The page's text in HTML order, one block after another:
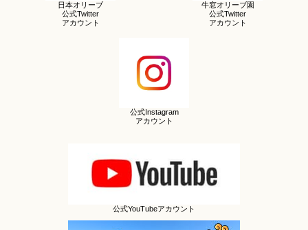
日本オリーブ
公式Twitter
アカウント
牛窓オリーブ園
公式Twitter
アカウント
公式Instagram
アカウント
公式YouTubeアカウント